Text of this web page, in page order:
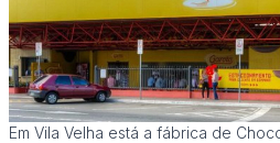
Em Vila Velha está a fábrica de